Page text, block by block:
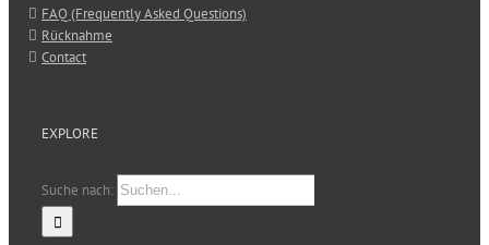
FAQ (Frequently Asked Questions)
Rücknahme
Contact
EXPLORE
Suche nach: